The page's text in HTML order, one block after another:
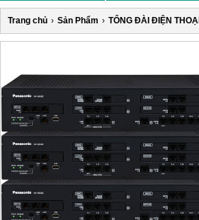
Trang chủ › Sản Phẩm › TỔNG ĐÀI ĐIỆN THOẠI